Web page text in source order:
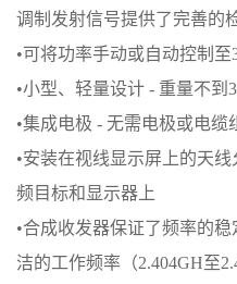
调制发射信号提供了完善的
•可将功率手动或自动控制至
•小型、轻量设计 - 重量不到3
•集成电极 - 无需电极或电缆
•安装在视线显示屏上的天
频目标和显示器上
•合成收发器保证了频率的
洁的工作频率（2.404GH至